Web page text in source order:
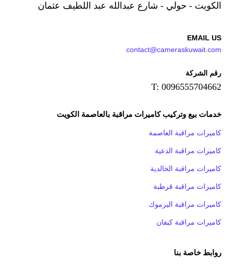
الكويت - حولي - شارع عبدالله عبد اللطيف عثمان
EMAIL US
contact@cameraskuwait.com
رقم الشركة
T: 0096555704662
خدمات بيع وتركيب كاميرات مراقبة بالعاصمة الكويت
كاميرات مراقبة العاصمة
كاميرات مراقبة الدعية
كاميرات مراقبة الخالدية
كاميرات مراقبة قرطبة
كاميرات مراقبة اليرموك
كاميرات مراقبة كيفان
روابط خاصة بنا